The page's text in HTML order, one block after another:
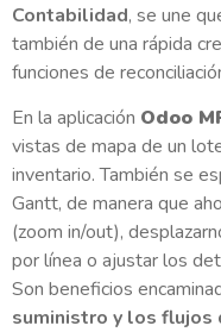
Contabilidad, se une
también de una rápida
funciones de
En la aplicación Odoo
vistas de mapa de un
inventario. También se
Gantt, de manera que
(zoom in/out),
por línea o ajustar los
Son beneficios
suministro y los flujos